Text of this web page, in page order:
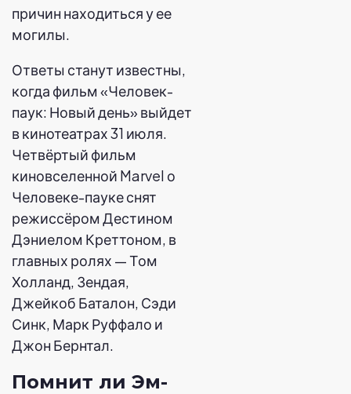
причин находиться у ее
могилы.
Ответы станут известны,
когда фильм «Человек-
паук: Новый день» выйдет
в кинотеатрах 31 июля.
Четвёртый фильм
киновселенной Marvel о
Человеке-пауке снят
режиссёром Дестином
Дэниелом Креттоном, в
главных ролях — Том
Холланд, Зендая,
Джейкоб Баталон, Сэди
Синк, Марк Руффало и
Джон Бернтал.
Помнит ли Эм-